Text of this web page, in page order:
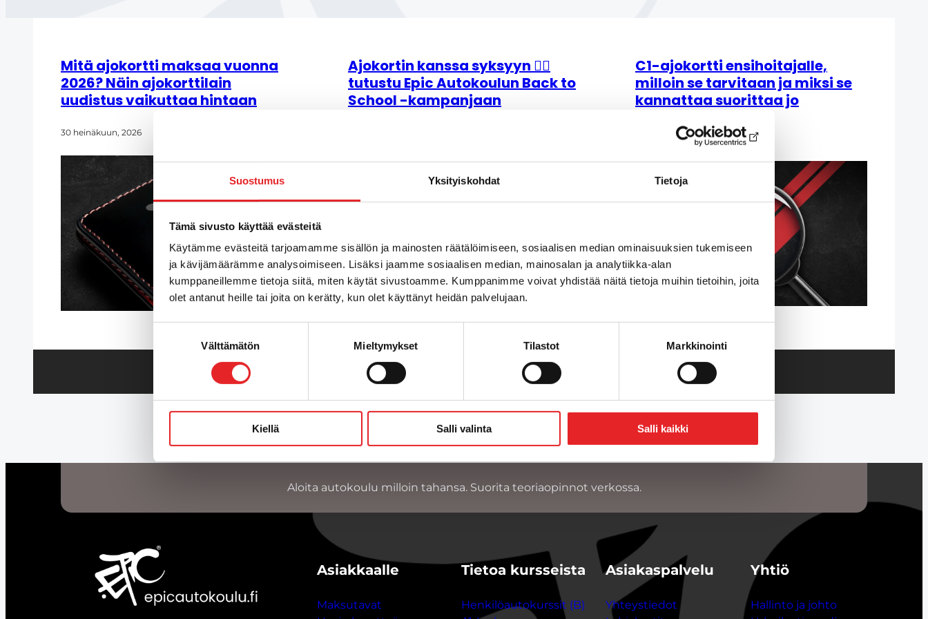
Suostumus Yksityiskohdat Tietoja
Tämä sivusto käyttää evästeitä
Käytämme evästeitä tarjoamamme sisällön ja mainosten räätälöimiseen, sosiaalisen median ominaisuuksien tukemiseen
ja kävijämäärämme analysoimiseen. Lisäksi jaamme sosiaalisen median, mainosalan ja analytiikka-alan
kumppaneillemme tietoja siitä, miten käytät sivustoamme. Kumppanimme voivat yhdistää näitä tietoja muihin tietoihin, joita
olet antanut heille tai joita on kerätty, kun olet käyttänyt heidän palvelujaan.
Välttämätön Mieltymykset Tilastot Markkinointi
Kiellä Salli valinta Salli kaikki
Mitä ajokortti maksaa vuonna
2026? Näin ajokorttilain
uudistus vaikuttaa hintaan
30 heinäkuun, 2026
Ajokortin kanssa syksyyn 👉🏼
tutustu Epic Autokoulun Back to
School -kampanjaan
C1-ajokortti ensihoitajalle,
milloin se tarvitaan ja miksi se
kannattaa suorittaa jo
29 heinäkuun, 2026
Aloita autokoulu milloin tahansa. Suorita teoriaopinnot verkossa.
Asiakkaalle
Maksutavat
Tietoa kursseista
Henkilöautokurssit (B)
Asiakaspalvelu
Yhteystiedot
Yhtiö
Hallinto ja johto